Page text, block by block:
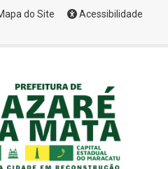
do Site
Acessibilidade